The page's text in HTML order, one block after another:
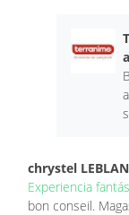
chrystel
Experiencia
bon conseil.